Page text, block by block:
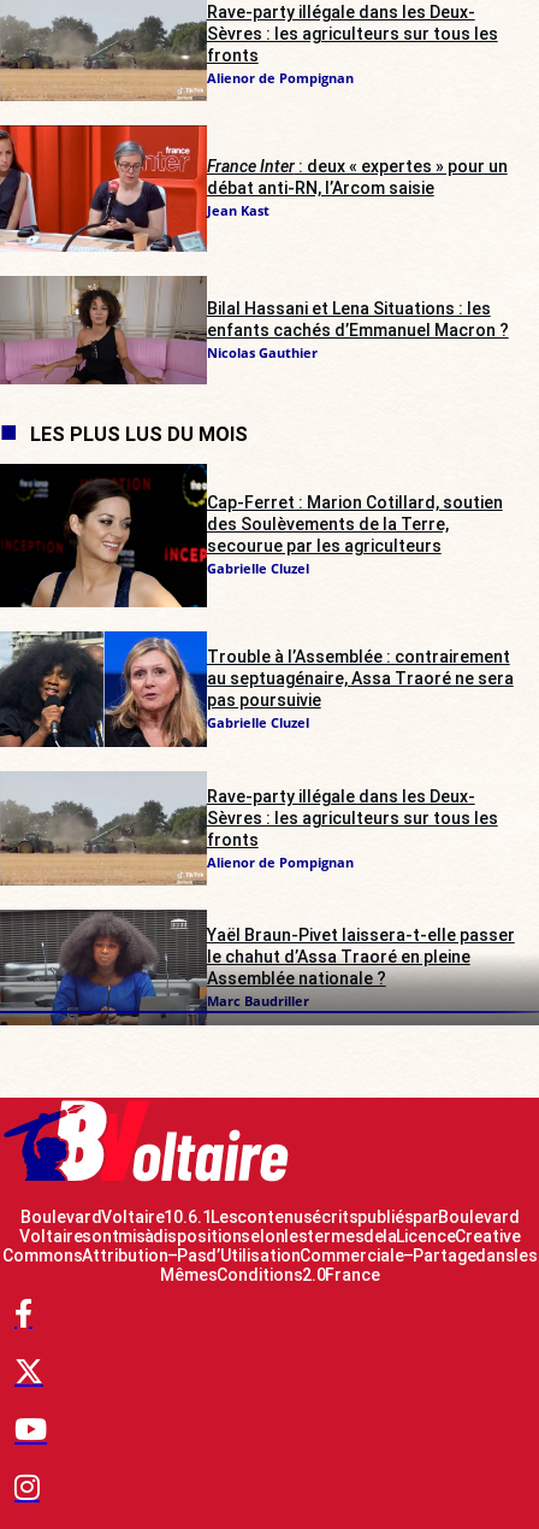
Rave-party illégale dans les Deux-
Sèvres : les agriculteurs sur tous les
fronts
Alienor de Pompignan
France Inter: deux « expertes » pour un
débat anti-RN, l’Arcom saisie
Jean Kast
Bilal Hassani et Lena Situations : les
enfants cachés d’Emmanuel Macron ?
Nicolas Gauthier
LES PLUS LUS DU MOIS
Cap-Ferret : Marion Cotillard, soutien
des Soulèvements de la Terre,
secourue par les agriculteurs
Gabrielle Cluzel
Trouble à l’Assemblée : contrairement
au septuagénaire, Assa Traoré ne sera
pas poursuivie
Gabrielle Cluzel
Rave-party illégale dans les Deux-
Sèvres : les agriculteurs sur tous les
fronts
Alienor de Pompignan
Yaël Braun-Pivet laissera-t-elle passer
le chahut d’Assa Traoré en pleine
Assemblée nationale ?
Marc Baudriller
Boulevard Voltaire 10.6.1 Les contenus écrits publiés par Boulevard
Voltaire sont mis à disposition selon les termes de la Licence Creative
Commons Attribution – Pas d’Utilisation Commerciale – Partage dans les
Mêmes Conditions 2.0 France